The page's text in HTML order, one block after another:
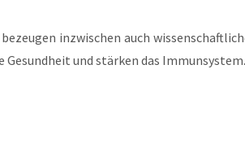
inzwischen auch
Gesundheit und stärken das Immunsystem.